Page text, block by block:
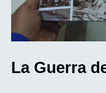
La Guerra